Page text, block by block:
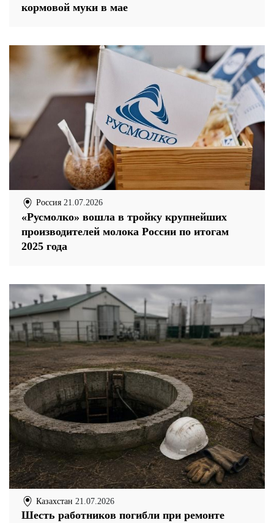
кормовой муки в мае
Россия 21.07.2026
«Русмолко» вошла в тройку крупнейших
производителей молока России по итогам
2025 года
Казахстан 21.07.2026
Шесть работников погибли при ремонте